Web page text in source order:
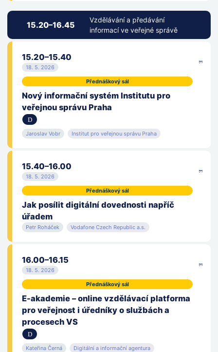
15.20–16.45
Vzdělávání a předávání
informací ve veřejné správě
15.20–15.40
18. 5. 2026
Přednáškový sál
Nový informační systém Institutu pro
veřejnou správu Praha
Jaroslav Vobr Institut pro veřejnou správu Praha
15.40–16.00
18. 5. 2026
Přednáškový sál
Jak posílit digitální dovednosti napříč
úřadem
Petr Roháček Vodafone Czech Republic a.s.
16.00–16.15
18. 5. 2026
Přednáškový sál
E-akademie – online vzdělávací platforma
pro veřejnost i úředníky o službách a
procesech VS
Kateřina Černá Digitální a informační agentura